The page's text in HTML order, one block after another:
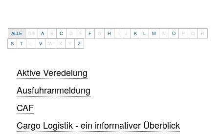
ALLE 0-9 A B C D E F G H I J K L M N O P Q
R
S
T U V W X Y Z
Aktive Veredelung
Ausfuhranmeldung
CAF
Cargo Logistik - ein informativer Überblick